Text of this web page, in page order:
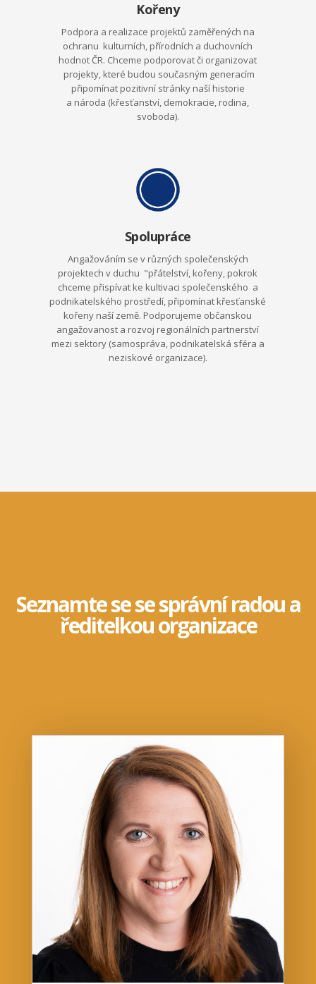
Kořeny
Podpora a realizace projektů zaměřených na
ochranu kulturních, přírodních a duchovních
hodnot ČR. Chceme podporovat či organizovat
projekty, které budou současným generacím
připomínat pozitivní stránky naší historie
a národa (křesťanství, demokracie, rodina,
svoboda).
Spolupráce
Angažováním se v různých společenských
projektech v duchu "přátelství, kořeny, pokrok
chceme přispívat ke kultivaci společenského a
podnikatelského prostředí, připomínat křesťanské
kořeny naší země. Podporujeme občanskou
angažovanost a rozvoj regionálních partnerství
mezi sektory (samospráva, podnikatelská sféra a
neziskové organizace).
Seznamte se se správní radou a
ředitelkou organizace